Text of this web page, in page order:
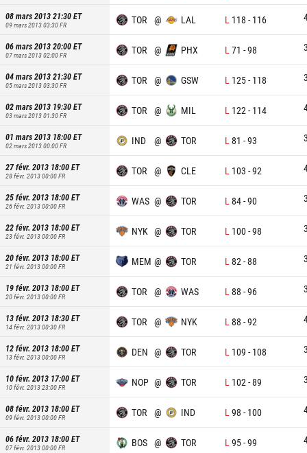
08 mars 2013 21:30ET
09 mars 2013 03:30FR TOR @ LAL L 118 - 116
06 mars 2013 20:00ET
07 mars 2013 02:00FR TOR @ PHX L 71 -98
04 mars 2013 21:30ET
05 mars 2013 03:30FR TOR @ GSW L 125- 118
02 mars 2013 19:30ET
03 mars 2013 01:30FR TOR @ MIL L 122 - 114
01 mars 2013 18:00ET
02 mars 2013 00:00FR IND @ TOR L 81 -93
27 févr. 2013 18:00ET
28 févr. 2013 00:00FR TOR @ CLE L 103 -92
25 févr. 2013 18:00ET
26 févr. 2013 00:00FR WAS @ TOR L 84-90
22 févr. 2013 18:00ET
23 févr. 2013 00:00FR NYK @ TOR L 100-98
20 févr. 2013 18:00ET
21 févr. 2013 00:00FR MEM @ TOR L 82 -88
19 févr. 2013 18:00ET
20 févr. 2013 00:00FR TOR @ WAS L 88 -96
13 févr. 2013 18:30ET
14 févr. 2013 00:30FR TOR @ NYK L 88 -92
12 févr. 2013 18:00ET
13 févr. 2013 00:00FR DEN @ TOR L 109 - 108
10 févr. 2013 17:00ET
10 févr. 2013 23:00FR NOP @ TOR L 102 -89
08 févr. 2013 18:00ET
09 févr. 2013 00:00FR TOR @ IND L 98 - 100
06 févr. 2013 18:00ET
07 févr. 2013 00:00FR BOS @ TOR L 95-99